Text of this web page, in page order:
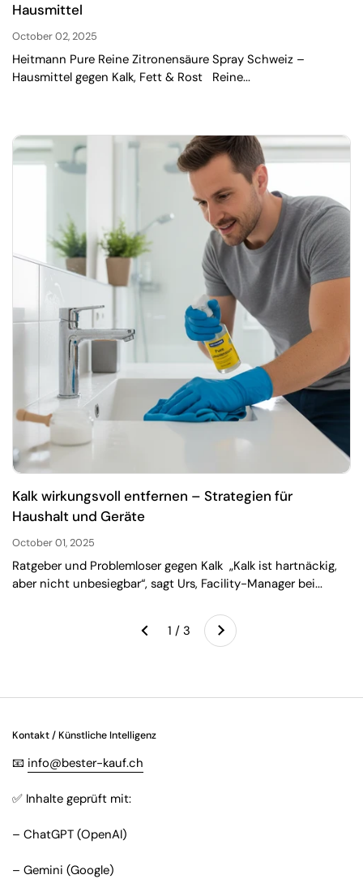
Hausmittel
October 02, 2025
Heitmann Pure Reine Zitronensäure Spray Schweiz –
Hausmittel gegen Kalk, Fett & Rost Reine...
Kalk wirkungsvoll entfernen – Strategien für
Haushalt und Geräte
October 01, 2025
Ratgeber und Problemloser gegen Kalk „Kalk ist hartnäckig,
aber nicht unbesiegbar“, sagt Urs, Facility-Manager bei...
Zurück 1 / 3 Weiter
Kontakt / Künstliche Intelligenz
📧 info@bester-kauf.ch
✅ Inhalte geprüft mit:
– ChatGPT (OpenAI)
– Gemini (Google)